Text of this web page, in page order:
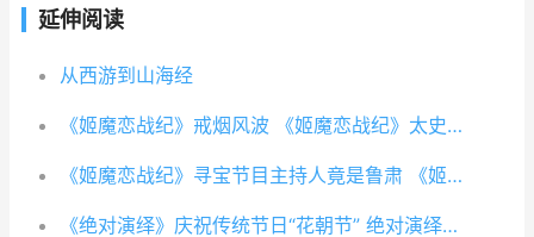
延伸阅读
从西游到山海经
《姬魔恋战纪》戒烟风波 《姬魔恋战纪》太史慈誓约剧情视频
《姬魔恋战纪》寻宝节目主持人竟是鲁肃 《姬魔恋战纪》文丑好感度剧情视频
《绝对演绎》庆祝传统节日“花朝节” 绝对演绎官方下载